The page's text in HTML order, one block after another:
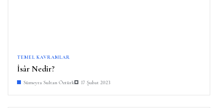
TEMEL KAVRAMLAR
İsâr Nedir?
Sümeyra Sultan Öztürk 17 Şubat 2023